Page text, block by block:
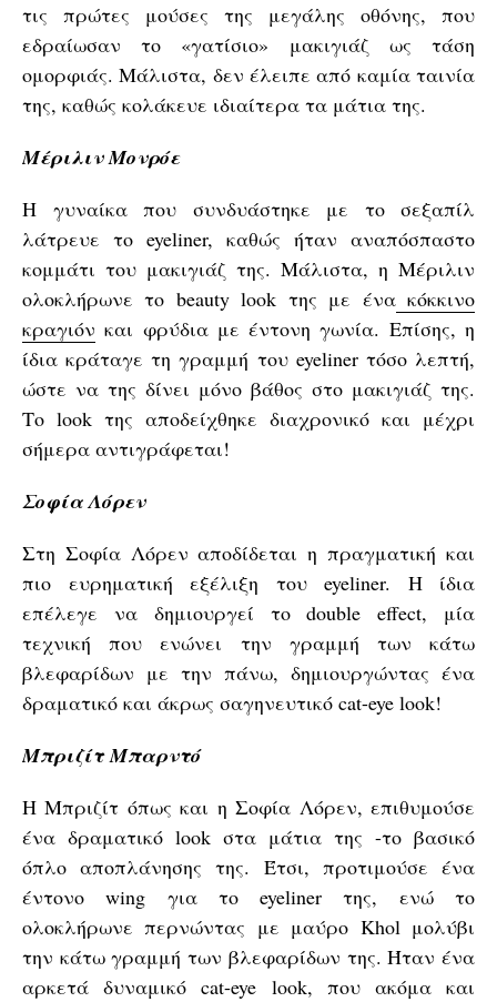
τις πρώτες μούσες της μεγάλης οθόνης, που
εδραίωσαν το «γατίσιο» μακιγιάζ ως τάση
ομορφιάς. Μάλιστα, δεν έλειπε από καμία ταινία
της, καθώς κολάκευε ιδιαίτερα τα μάτια της.
Μέριλιν Μονρόε
Η γυναίκα που συνδυάστηκε με το σεξαπίλ
λάτρευε το eyeliner, καθώς ήταν αναπόσπαστο
κομμάτι του μακιγιάζ της. Μάλιστα, η Μέριλιν
ολοκλήρωνε το beauty look της με ένακόκκινο
κραγιόν και φρύδια με έντονη γωνία. Επίσης, η
ίδια κράταγε τη γραμμή του eyeliner τόσο λεπτή,
ώστε να της δίνει μόνο βάθος στο μακιγιάζ της.
Το look της αποδείχθηκε διαχρονικό και μέχρι
σήμερα αντιγράφεται!
Σοφία Λόρεν
Στη Σοφία Λόρεν αποδίδεται η πραγματική και
πιο ευρηματική εξέλιξη του eyeliner. Η ίδια
επέλεγε να δημιουργεί το double effect, μία
τεχνική που ενώνει την γραμμή των κάτω
βλεφαρίδων με την πάνω, δημιουργώντας ένα
δραματικό και άκρως σαγηνευτικό cat-eye look!
Μπριζίτ Μπαρντό
Η Μπριζίτ όπως και η Σοφία Λόρεν, επιθυμούσε
ένα δραματικό look στα μάτια της -το βασικό
όπλο αποπλάνησης της. Έτσι, προτιμούσε ένα
έντονο wing για το eyeliner της, ενώ το
ολοκλήρωνε περνώντας με μαύρο Khol μολύβι
την κάτω γραμμή των βλεφαρίδων της. Ήταν ένα
αρκετά δυναμικό cat-eye look, που ακόμα και